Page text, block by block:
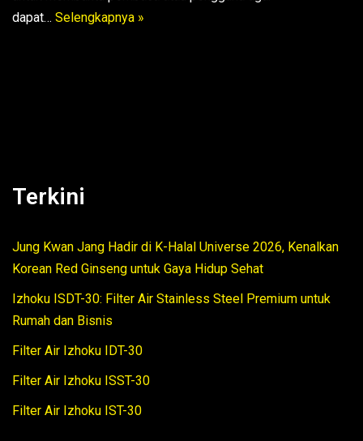
dapat… Selengkapnya »
Terkini
Jung Kwan Jang Hadir di K-Halal Universe 2026, Kenalkan
Korean Red Ginseng untuk Gaya Hidup Sehat
Izhoku ISDT-30: Filter Air Stainless Steel Premium untuk
Rumah dan Bisnis
Filter Air Izhoku IDT-30
Filter Air Izhoku ISST-30
Filter Air Izhoku IST-30